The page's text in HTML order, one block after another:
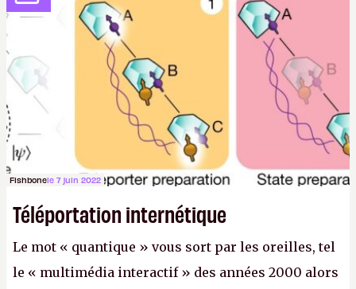
considère comme «
la prochaine grande plateforme
informatique après le World Wide Web et le mobile
(Crédit photo : Pexels / Pixabay)
Fishbonele 7 juin 2022
Téléportation internétique
Le mot « quantique » vous sort par les oreilles, tel
le « multimédia interactif » des années 2000 alors